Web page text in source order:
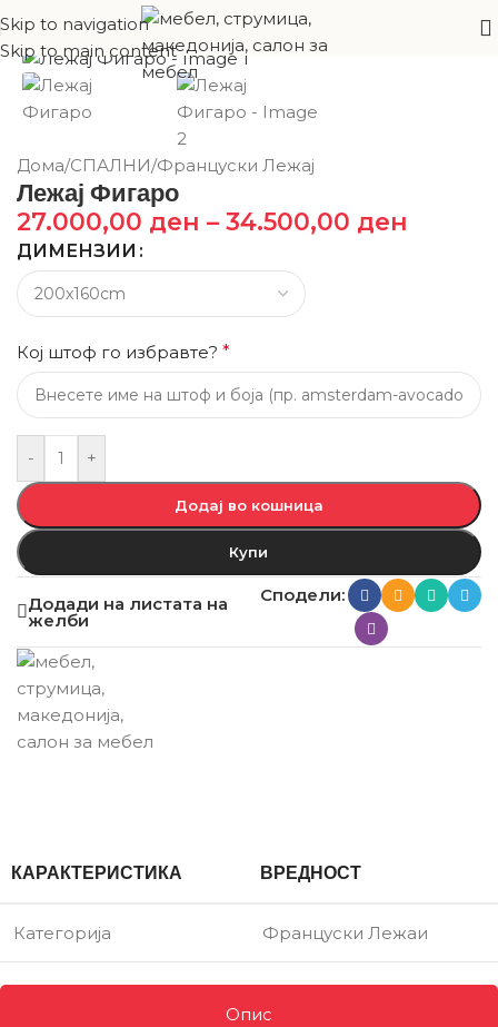
Skip to navigation
Skip to main content
Дома/СПАЛНИ/Француски Лежај
Лежај Фигаро
27.000,00 ден – 34.500,00 ден
ДИМЕНЗИИ
Кој штоф го избравте? *
- +
Додај во кошница
Купи
Додади на листата на
желби
Сподели:
Опис
КАРАКТЕРИСТИКА ВРЕДНОСТ
Категорија Француски Лежаи